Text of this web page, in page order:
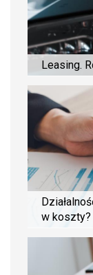
Leasing.
w koszty?